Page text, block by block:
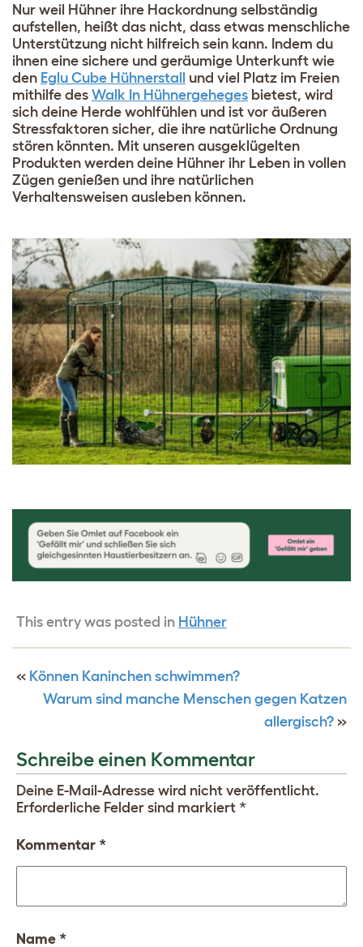
Nur weil Hühner ihre Hackordnung selbständig
aufstellen, heißt das nicht, dass etwas menschliche
Unterstützung nicht hilfreich sein kann. Indem du
ihnen eine sichere und geräumige Unterkunft wie
den Eglu Cube Hühnerstall
und viel Platz im Freien
mithilfe des Walk In Hühnergeheges bietest, wird
sich deine Herde wohlfühlen und ist vor äußeren
Stressfaktoren sicher, die ihre natürliche Ordnung
stören könnten. Mit unseren ausgeklügelten
Produkten werden deine Hühner ihr Leben in vollen
Zügen genießen und ihre natürlichen
Verhaltensweisen ausleben können.
This entry was posted in Hühner
« Können Kaninchen schwimmen?
Warum sind manche Menschen gegen Katzen
allergisch? »
Schreibe einen Kommentar
Deine E-Mail-Adresse wird nicht veröffentlicht.
Erforderliche Felder sind markiert *
Kommentar *
Name *